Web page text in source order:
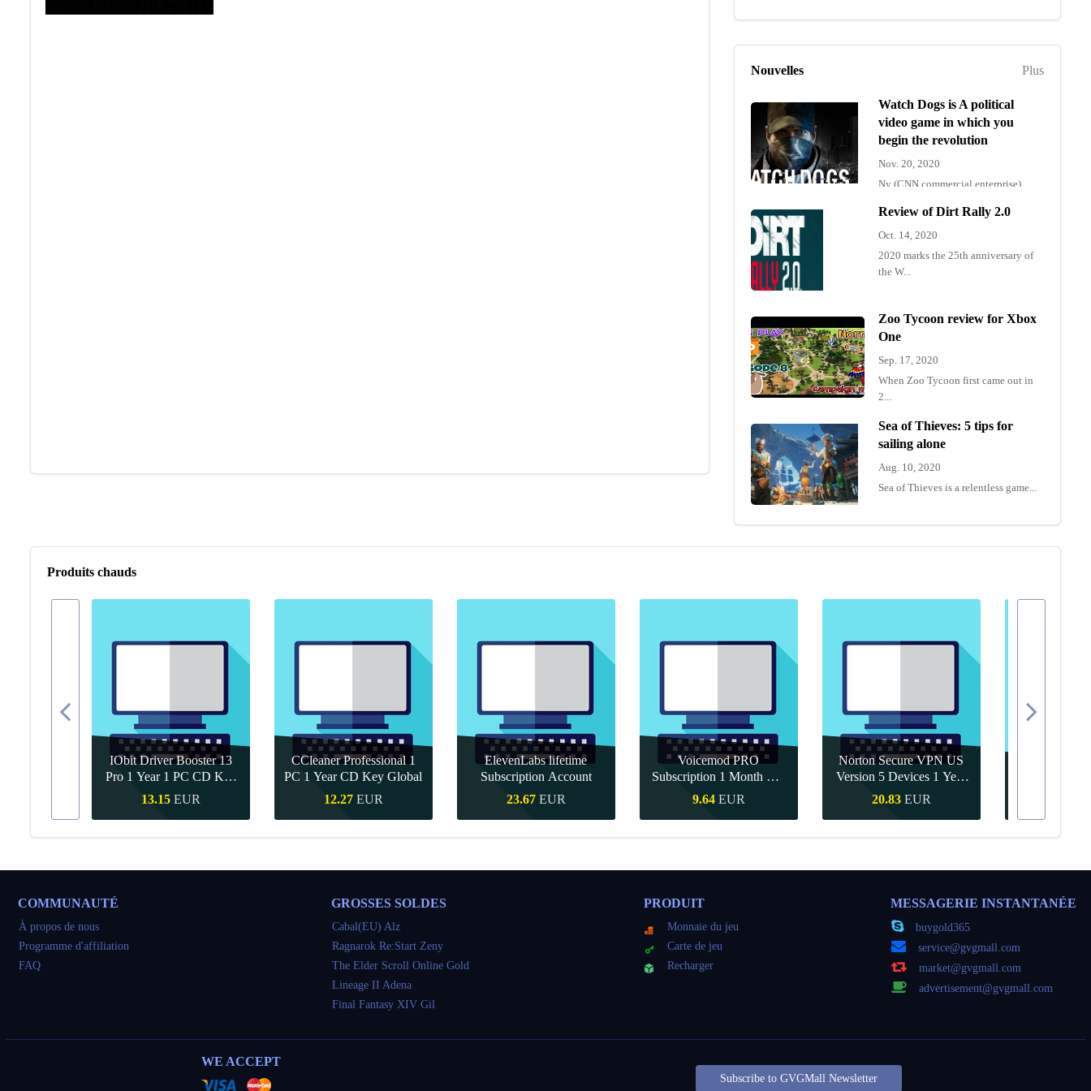
Plus
Nouvelles
Watch Dogs is A political
video game in which you
begin the revolution
Nov. 20, 2020
Ny (CNN commercial enterprise)
Review of Dirt Rally 2.0
Oct. 14, 2020
2020 marks the 25th anniversary of
the W...
Zoo Tycoon review for Xbox
One
Sep. 17, 2020
When Zoo Tycoon first came out in
2...
Sea of Thieves: 5 tips for
sailing alone
Aug. 10, 2020
Sea of Thieves is a relentless game...
Produits chauds
IObit Driver Booster 13
Pro 1 Year 1 PC CD Key
Global
13.15 EUR
Achat rapide
CCleaner Professional 1
PC 1 Year CD Key Global
12.27 EUR
Achat rapide
ElevenLabs lifetime
Subscription Account
23.67 EUR
Achat rapide
Voicemod PRO
Subscription 1 Month CD
Key Global
9.64 EUR
Achat rapide
Norton Secure VPN US
Version 5 Devices 1 Year
CD Key
20.83 EUR
Achat rapide Achat
COMMUNAUTÉ
À propos de nous
Programme d'affiliation
FAQ
GROSSES SOLDES
Cabal(EU) Alz
Ragnarok Re:Start Zeny
The Elder Scroll Online Gold
Lineage II Adena
Final Fantasy XIV Gil
PRODUIT
Monnaie du jeu
Carte de jeu
Recharger
MESSAGERIE INSTANTANÉE
buygold365
service@gvgmall.com
market@gvgmall.com
advertisement@gvgmall.com
WE ACCEPT
Subscribe to GVGMall Newsletter